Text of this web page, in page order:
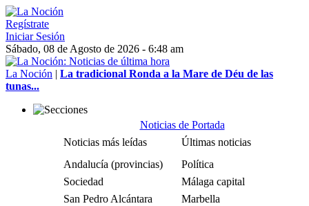
Regístrate
Iniciar Sesión
Sábado, 08 de Agosto de 2026 - 6:48 am
La Noción | La tradicional Ronda a la Mare de Déu de las
tunas...
Noticias de Portada
Noticias más leídas
Últimas noticias
Andalucía (provincias)
Política
Sociedad
Málaga capital
San Pedro Alcántara
Marbella